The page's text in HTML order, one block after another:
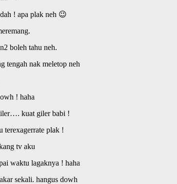
! apa plak neh 😉
boleh tahu neh.
tengah nak meletop neh
! haha
kuat giler babi !
terexagerrate plak !
tv aku
waktu lagaknya ! haha
sekali. hangus dowh